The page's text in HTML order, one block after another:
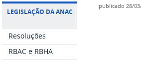
LEGISLAÇÃO DA ANAC
Resoluções
RBAC e RBHA
publicado 28/